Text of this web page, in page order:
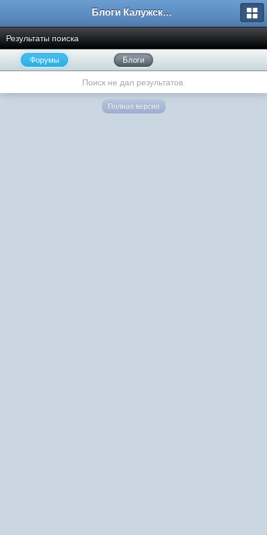
Блоги Калужского перекрестка
Результаты поиска
Форумы Блоги
Поиск не дал результатов.
Полная версия